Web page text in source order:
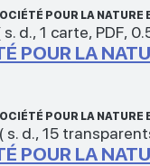
POUR LA NATURE
s. d.,1 carte, PDF,
POUR LA
POUR LA NATURE
( s. d.,15
POUR LA